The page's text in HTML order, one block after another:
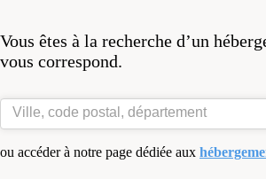
Vous êtes à la recherche d’un
vous correspond.
ou accéder à notre page dédiée aux